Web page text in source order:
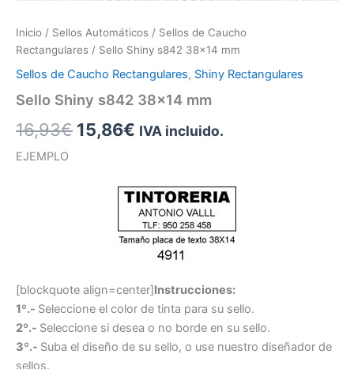
Inicio / Sellos Automáticos / Sellos de Caucho
Rectangulares / Sello Shiny s842 38×14 mm
Sellos de Caucho Rectangulares, Shiny Rectangulares
Sello Shiny s842 38×14 mm
16,93€ 15,86€ IVA incluido.
EJEMPLO
[blockquote align=center]Instrucciones:
1º.- Seleccione el color de tinta para su sello.
2º.- Seleccione si desea o no borde en su sello.
3º.- Suba el diseño de su sello, o use nuestro diseñador de
sellos.